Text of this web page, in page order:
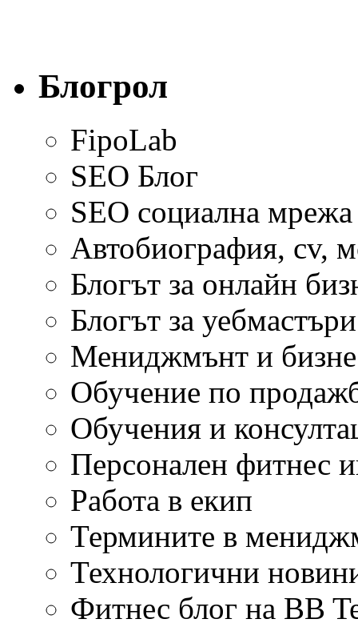
Блогрол
FipoLab
SEO Блог
SEO социална мрежа
Автобиография, cv,
Блогът за онлайн
Блогът за уебмастъри
Мениджмънт и
Обучение по
Обучения и
Персонален фитнес
Работа в екип
Термините в
Технологични
Фитнес блог на BB